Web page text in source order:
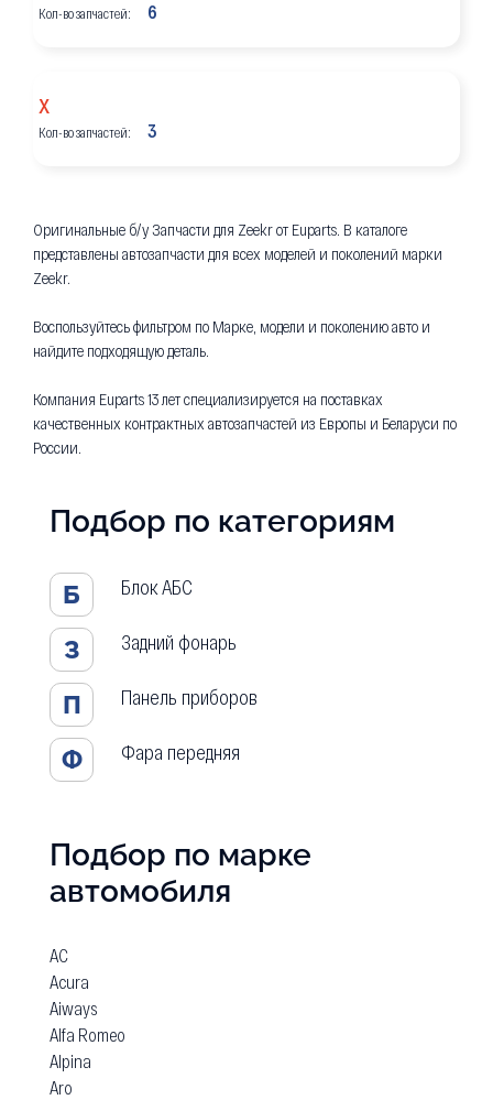
Кол-во запчастей: 6
X
Кол-во запчастей: 3
Оригинальные б/у Запчасти для Zeekr от Euparts. В каталоге
представлены автозапчасти для всех моделей и поколений марки
Zeekr.
Воспользуйтесь фильтром по Марке, модели и поколению авто и
найдите подходящую деталь.
Компания Euparts 13 лет специализируется на поставках
качественных контрактных автозапчастей из Европы и Беларуси по
России.
Подбор по категориям
Б Блок АБС
З Задний фонарь
П Панель приборов
Ф Фара передняя
Подбор по марке
автомобиля
AC
Acura
Aiways
Alfa Romeo
Alpina
Aro